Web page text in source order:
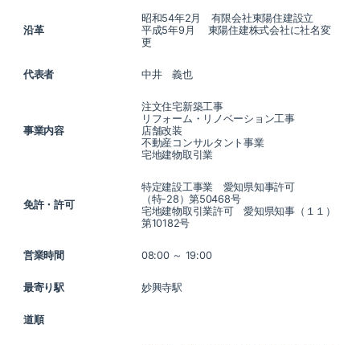
沿革
昭和54年2月 有限会社東陽住建設立
平成5年9月 東陽住建株式会社に社名変
更
代表者 中井 義也
事業内容
注文住宅新築工事
リフォーム・リノベーション工事
店舗改装
不動産コンサルタント事業
宅地建物取引業
免許・許可
特定建設工事業 愛知県知事許可
（特-28）第50468号
宅地建物取引業許可 愛知県知事（１１）
第10182号
営業時間 08:00 ～ 19:00
最寄り駅 妙興寺駅
道順